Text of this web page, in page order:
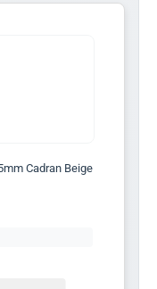
Cadran Beige